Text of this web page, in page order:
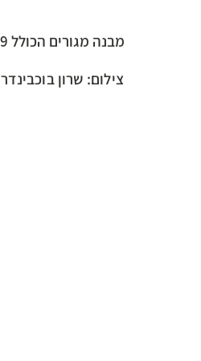
מבנה מגורים הכולל 9 דירות בגבעתיים.
צילום: שרון בוכבינדר